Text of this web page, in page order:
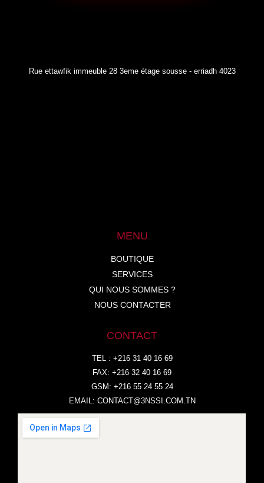
Rue ettawfik immeuble 28 3eme étage sousse - erriadh 4023
MENU
BOUTIQUE
SERVICES
QUI NOUS SOMMES ?
NOUS CONTACTER
CONTACT
TEL : +216 31 40 16 69
FAX: +216 32 40 16 69
GSM: +216 55 24 55 24
EMAIL: CONTACT@3NSSI.COM.TN